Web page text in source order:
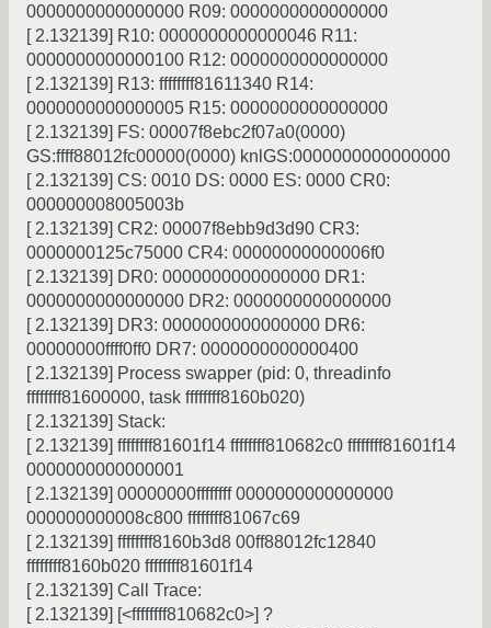
0000000000000000 R09: 0000000000000000
[ 2.132139] R10: 0000000000000046 R11:
0000000000000100 R12: 0000000000000000
[ 2.132139] R13: ffffffff81611340 R14:
0000000000000005 R15: 0000000000000000
[ 2.132139] FS: 00007f8ebc2f07a0(0000)
GS:ffff88012fc00000(0000) knlGS:0000000000000000
[ 2.132139] CS: 0010 DS: 0000 ES: 0000 CR0:
000000008005003b
[ 2.132139] CR2: 00007f8ebb9d3d90 CR3:
0000000125c75000 CR4: 00000000000006f0
[ 2.132139] DR0: 0000000000000000 DR1:
0000000000000000 DR2: 0000000000000000
[ 2.132139] DR3: 0000000000000000 DR6:
00000000ffff0ff0 DR7: 0000000000000400
[ 2.132139] Process swapper (pid: 0, threadinfo
ffffffff81600000, task ffffffff8160b020)
[ 2.132139] Stack:
[ 2.132139] ffffffff81601f14 ffffffff810682c0 ffffffff81601f14
0000000000000001
[ 2.132139] 00000000ffffffff 0000000000000000
000000000008c800 ffffffff81067c69
[ 2.132139] ffffffff8160b3d8 00ff88012fc12840
ffffffff8160b020 ffffffff81601f14
[ 2.132139] Call Trace:
[ 2.132139] [<ffffffff810682c0>] ?